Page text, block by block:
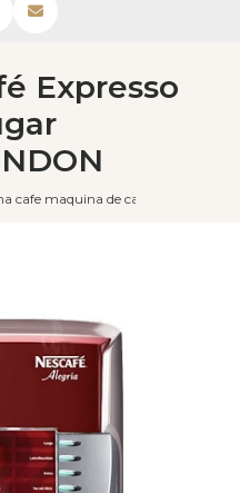
cafe expresso
maquina de cafe expresso
Expresso